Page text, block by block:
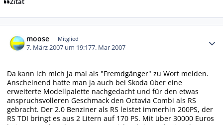
moose Mitglied
7. März 2007 um 19:177. Mar 2007
Da kann ich mich ja mal als "Fremdgänger" zu Wort melden.
Anscheinend hatte man ja auch bei Skoda über eine
erweiterte Modellpalette nachgedacht und für den etwas
anspruchsvolleren Geschmack den Octavia Combi als RS
gebracht. Der 2.0 Benziner als RS leistet immerhin 200PS, der
RS TDI bringt es aus 2 Litern auf 170 PS. Mit über 30000 Euros